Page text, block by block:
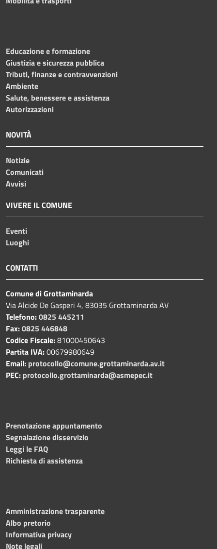
Educazione e formazione
Giustizia e sicurezza pubblica
Tributi, finanze e contravvenzioni
Ambiente
Salute, benessere e assistenza
Autorizzazioni
NOVITÀ
Notizie
Comunicati
Avvisi
VIVERE IL COMUNE
Eventi
Luoghi
CONTATTI
Comune di Grottaminarda
Via Alcide De Gasperi 4, 83035 Grottaminarda AV
Telefono:0825 445211
Fax:0825 446848
Codice Fiscale:81000450643
Partita IVA:00679980649
Email: protocollo@comune.grottaminarda.av.it
PEC: protocollo.grottaminarda@asmepec.it
Prenotazione appuntamento
Segnalazione disservizio
Leggi le FAQ
Richiesta di assistenza
Amministrazione trasparente
Albo pretorio
Informativa privacy
Note legali